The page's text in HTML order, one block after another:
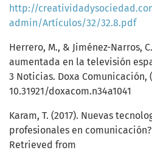
http://
admin/Artículos/32/32.8.pdf
Herrero, M., & Jiménez-Narros,
aumentada en la televisión
3 Noticias. Doxa Comunicación,
10.31921/doxacom.n34a1041
Karam, T. (2017). Nuevas
profesionales en comunicación?
Retrieved from